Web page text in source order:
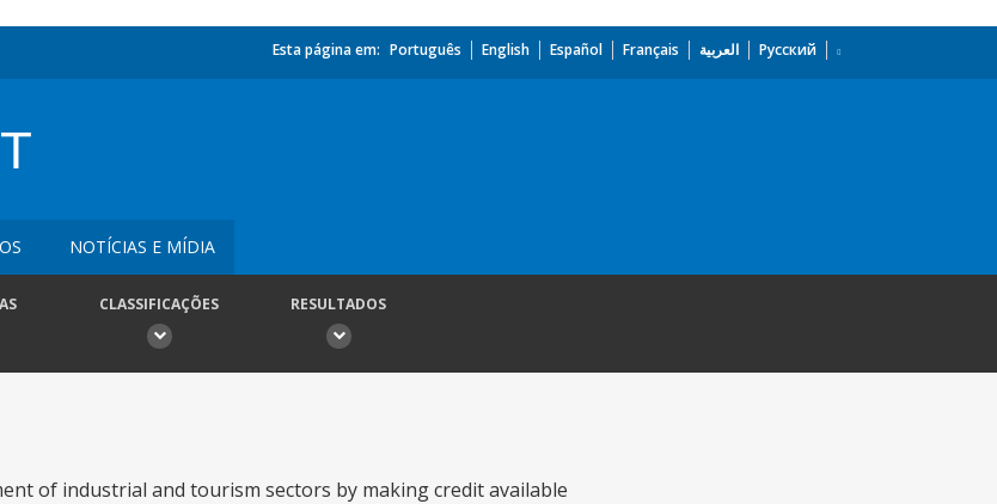
Esta página em: Português English Español Français العربية Русский
NOTÍCIAS E MÍDIA
CLASSIFICAÇÕES RESULTADOS
of industrial and tourism sectors by making credit available